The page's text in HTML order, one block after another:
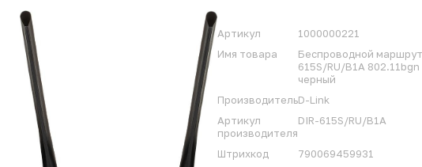
Артикул
1000000221
Имя товара
Беспроводной
615S/RU/B1A
черный
ПроизводительD-Link
Артикул
производителя
DIR-615S/RU/B1A
Штрихкод
790069459931